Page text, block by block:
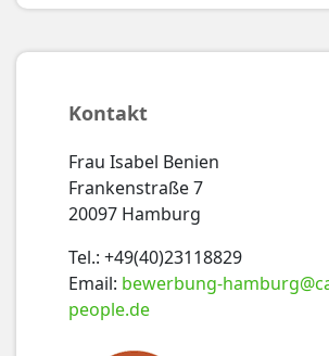
Kontakt
Frau Isabel Benien
Frankenstraße 7
20097 Hamburg
Tel.: +49(40)23118829
Email: bewerbung-
people.de